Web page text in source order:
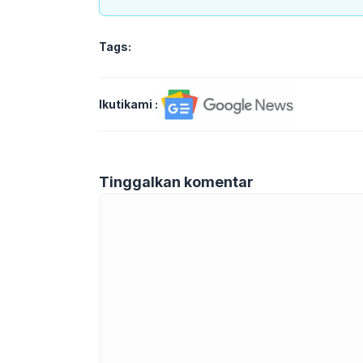
Tags:
Ikutikami :
Tinggalkan komentar